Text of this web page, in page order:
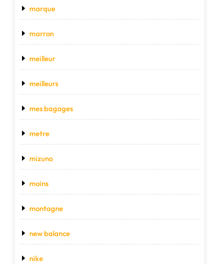
marque
marron
meilleur
meilleurs
mes bagages
metre
mizuno
moins
montagne
new balance
nike